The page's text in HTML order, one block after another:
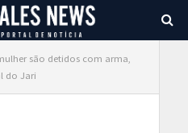
são detidos com arma,
do Jari